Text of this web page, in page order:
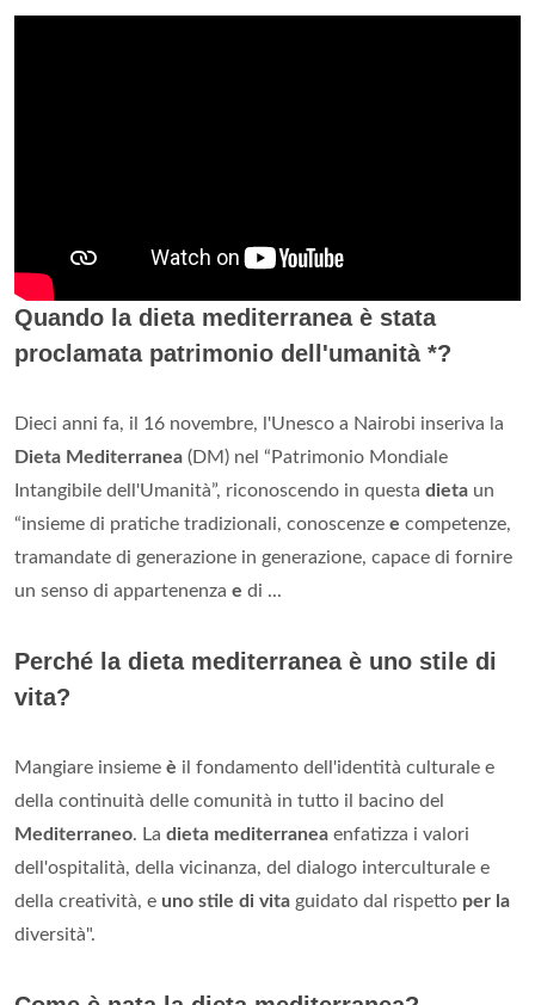
Quando la dieta mediterranea è stata
proclamata patrimonio dell'umanità *?
Dieci anni fa, il 16 novembre, l'Unesco a Nairobi inseriva la
Dieta Mediterranea (DM) nel “Patrimonio Mondiale
Intangibile dell'Umanità”, riconoscendo in questa dieta un
“insieme di pratiche tradizionali, conoscenze e competenze,
tramandate di generazione in generazione, capace di fornire
un senso di appartenenza e di ...
Perché la dieta mediterranea è uno stile di
vita?
Mangiare insieme è il fondamento dell'identità culturale e
della continuità delle comunità in tutto il bacino del
Mediterraneo. La dieta mediterranea enfatizza i valori
dell'ospitalità, della vicinanza, del dialogo interculturale e
della creatività, e uno stile di vita guidato dal rispetto per la
diversità".